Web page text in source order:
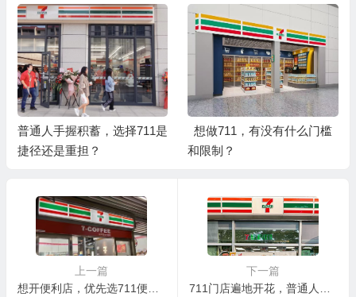
普通人手握积蓄，选择711是
捷径还是重担？
想做711，有没有什么门槛
和限制？
上一篇
想开便利店，优先选711便利店吗？
下一篇
711门店遍地开花，普通人真的适合入手吗？